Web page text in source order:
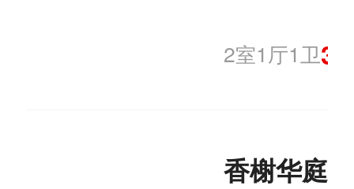
考黄河路与考城路交】
县中山南北街】的租房
收征收管理法2室1厅1卫
香榭华庭